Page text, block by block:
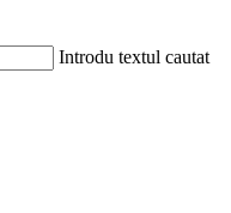
Introdu textul cautat